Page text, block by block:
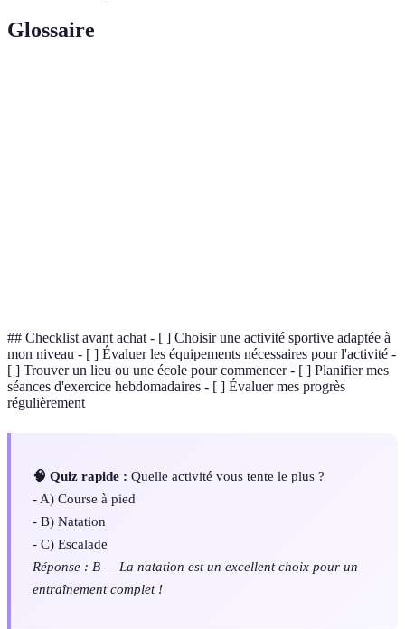
Glossaire
## Checklist avant achat - [ ] Choisir une activité sportive adaptée à
mon niveau - [ ] Évaluer les équipements nécessaires pour l'activité -
[ ] Trouver un lieu ou une école pour commencer - [ ] Planifier mes
séances d'exercice hebdomadaires - [ ] Évaluer mes progrès
régulièrement
🧠 Quiz rapide : Quelle activité vous tente le plus ?
- A) Course à pied
- B) Natation
- C) Escalade
Réponse : B — La natation est un excellent choix pour un
entraînement complet !